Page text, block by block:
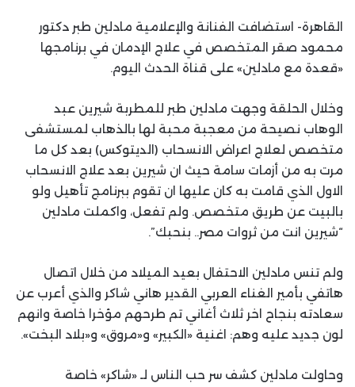
القاهرة- استضافت الفنانة والإعلامية مادلين طبر دكتور
محمود صقر المتخصص في علاج الإدمان في برنامجها
«قعدة مع مادلين» على قناة الحدث اليوم.
وخلال الحلقة وجهت مادلين طبر للمطربة شيرين عبد
الوهاب نصيحة من معجبة محبة لها بالذهاب لمستشفى
متخصص لعلاج اعراض الانسحاب (الديتوكس) بعد كل ما
مرت به من أزمات سامة حيث ان شيرين بعد علاج الانسحاب
الاول الذي قامت به كان عليها ان تقوم ببرنامج تأهيل ولو
بالبيت عن طريق متخصص. ولم تفعل، واكملت مادلين
“شيرين انت من ثروات مصر.. بنحبك”.
ولم تنس مادلين الاحتفال بعيد الميلاد من خلال اتصال
هاتفي بأمير الغناء العربي القدير هاني شاكر والذي أعرب عن
سعادته بنجاح اخر ثلاث أغاني تم طرحهم مؤخرا خاصة وانهم
لون جديد عليه وهم: اغنية «الكبير» و«مروق» و«بلاد البخت».
وحاولت مادلين كشف سر حب الناس لـ «شاكر» خاصة